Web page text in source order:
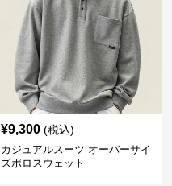
¥9,300 (税込)
カジュアルスーツ オーバーサイ
ズポロスウェット